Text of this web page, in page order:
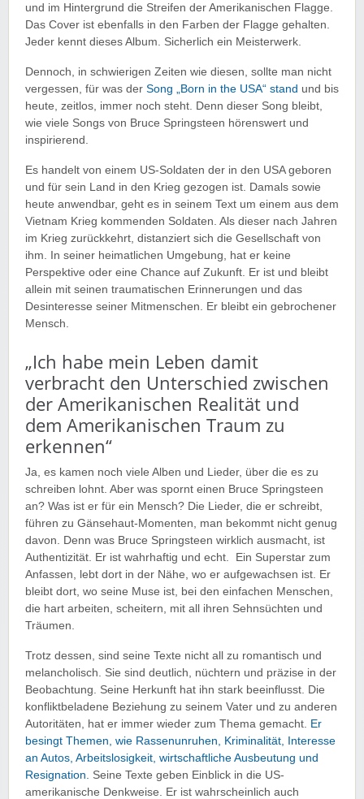
und im Hintergrund die Streifen der Amerikanischen Flagge.
Das Cover ist ebenfalls in den Farben der Flagge gehalten.
Jeder kennt dieses Album. Sicherlich ein Meisterwerk.
Dennoch, in schwierigen Zeiten wie diesen, sollte man nicht
vergessen, für was der Song „Born in the USA“ stand und bis
heute, zeitlos, immer noch steht. Denn dieser Song bleibt,
wie viele Songs von Bruce Springsteen hörenswert und
inspirierend.
Es handelt von einem US-Soldaten der in den USA geboren
und für sein Land in den Krieg gezogen ist. Damals sowie
heute anwendbar, geht es in seinem Text um einem aus dem
Vietnam Krieg kommenden Soldaten. Als dieser nach Jahren
im Krieg zurückkehrt, distanziert sich die Gesellschaft von
ihm. In seiner heimatlichen Umgebung, hat er keine
Perspektive oder eine Chance auf Zukunft. Er ist und bleibt
allein mit seinen traumatischen Erinnerungen und das
Desinteresse seiner Mitmenschen. Er bleibt ein gebrochener
Mensch.
„Ich habe mein Leben damit
verbracht den Unterschied zwischen
der Amerikanischen Realität und
dem Amerikanischen Traum zu
erkennen“
Ja, es kamen noch viele Alben und Lieder, über die es zu
schreiben lohnt. Aber was spornt einen Bruce Springsteen
an? Was ist er für ein Mensch? Die Lieder, die er schreibt,
führen zu Gänsehaut-Momenten, man bekommt nicht genug
davon. Denn was Bruce Springsteen wirklich ausmacht, ist
Authentizität. Er ist wahrhaftig und echt. Ein Superstar zum
Anfassen, lebt dort in der Nähe, wo er aufgewachsen ist. Er
bleibt dort, wo seine Muse ist, bei den einfachen Menschen,
die hart arbeiten, scheitern, mit all ihren Sehnsüchten und
Träumen.
Trotz dessen, sind seine Texte nicht all zu romantisch und
melancholisch. Sie sind deutlich, nüchtern und präzise in der
Beobachtung. Seine Herkunft hat ihn stark beeinflusst. Die
konfliktbeladene Beziehung zu seinem Vater und zu anderen
Autoritäten, hat er immer wieder zum Thema gemacht. Er
besingt Themen, wie Rassenunruhen, Kriminalität, Interesse
an Autos, Arbeitslosigkeit, wirtschaftliche Ausbeutung und
Resignation.
Seine Texte geben Einblick in die US-
amerikanische Denkweise. Er ist wahrscheinlich auch